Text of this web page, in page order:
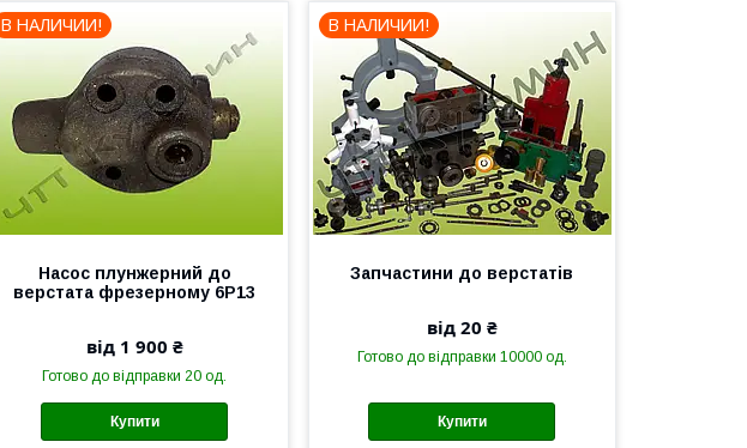
В НАЛИЧИИ!
Насос плунжерний до
верстата фрезерному 6Р13
від 1 900 ₴
Готово до відправки 20 од.
Купити
В НАЛИЧИИ!
Запчастини до верстатів
від 20 ₴
Готово до відправки 10000 од.
Купити